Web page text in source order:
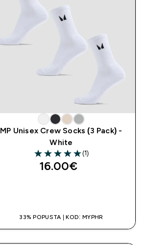
MP Unisex Crew Socks (3 Pack) -
White
5 out of 5 stars
(1)
16.00€‎
33% POPUSTA | KOD: MYPHR